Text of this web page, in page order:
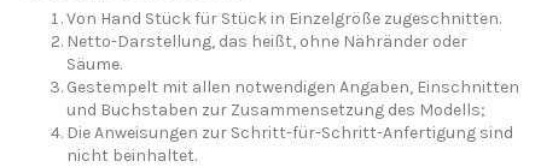
Von Hand Stück für Stück in Einzelgröße zugeschnitten.
Netto-Darstellung, das heißt, ohne Nähränder oder
Säume.
Gestempelt mit allen notwendigen Angaben, Einschnitten
und Buchstaben zur Zusammensetzung des Modells;
Die Anweisungen zur Schritt-für-Schritt-Anfertigung sind
nicht beinhaltet.